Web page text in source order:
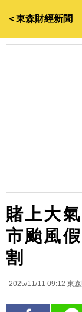
＜東森財經新聞
賭上大
市颱風
割
2025/11/11 09:12 東